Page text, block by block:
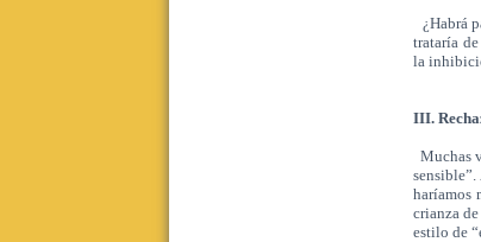
¿Habrá
trataría
la
III.
Muchas
haríamos
crianza
estilo de